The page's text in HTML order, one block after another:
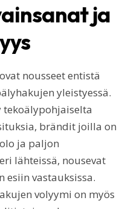
ja
nousseet entistä
yleistyessä.
tekoälypohjaiselta
brändit joilla on
ja paljon
lähteissä, nousevat
esiin vastauksissa.
volyymi on myös